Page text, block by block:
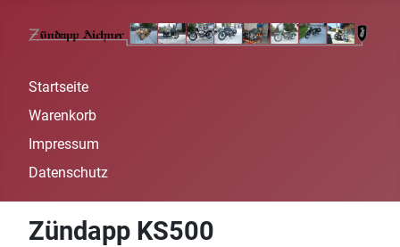
Startseite
Warenkorb
Impressum
Datenschutz
Zündapp KS500